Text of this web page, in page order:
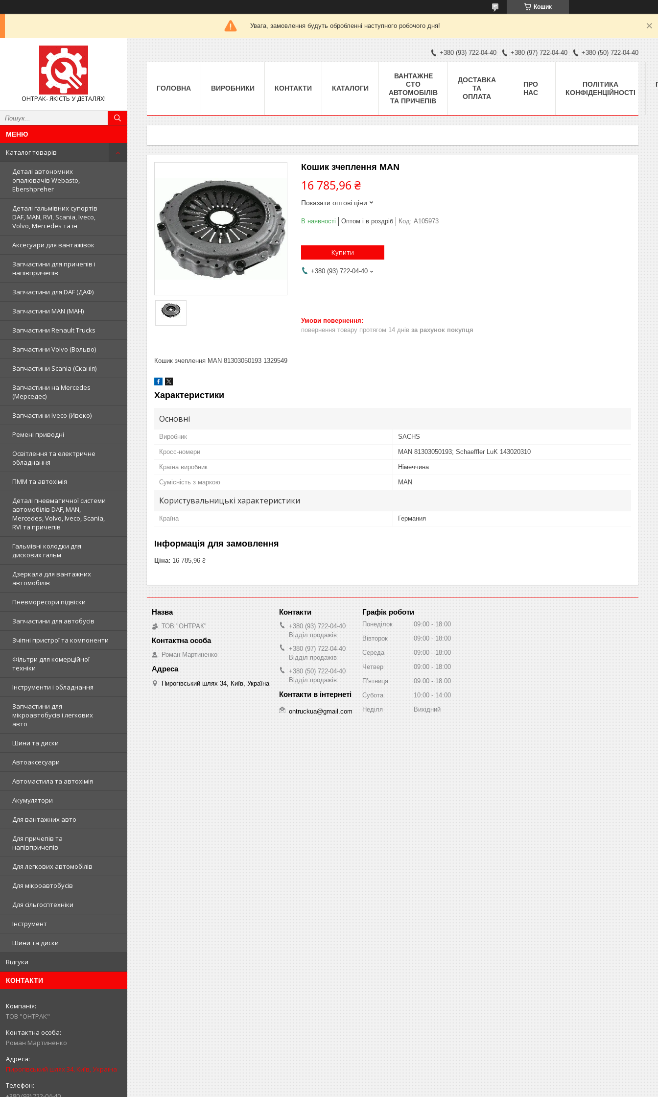
Кошик
Увага, замовлення будуть обробленні наступного робочого дня!
ОНТРАК- ЯКІСТЬ У ДЕТАЛЯХ!
Каталог товарів
Деталі автономних
опалювачів Webasto,
Ebershpreher
Деталі гальмівних супортів
DAF, MAN, RVI, Scania, Iveco,
Volvo, Mercedes та ін
Аксесуари для вантажівок
Запчастини для причепів і
напівпричепів
Запчастини для DAF (ДАФ)
Запчастини MAN (МАН)
Запчастини Renault Trucks
Запчастини Volvo (Вольво)
Запчастини Scania (Сканія)
Запчастини на Mercedes
(Мерседес)
Запчастини Iveco (Ивеко)
Ремені приводні
Освітлення та електричне
обладнання
ПММ та автохімія
Деталі пневматичної системи
автомобілів DAF, MAN,
Mercedes, Volvo, Iveco, Scania,
RVI та причепів
Гальмівні колодки для
дискових гальм
Дзеркала для вантажних
автомобілів
Пневморесори підвіски
Запчастини для автобусів
Зчіпні пристрої та компоненти
Фільтри для комерційної
техніки
Інструменти і обладнання
Запчастини для
мікроавтобусів і легкових
авто
Шини та диски
Автоаксесуари
Автомастила та автохімія
Акумулятори
Для вантажних авто
Для причепів та
напівпричепів
Для легкових автомобілів
Для мікроавтобусів
Для сільгосптехніки
Інструмент
Шини та диски
Відгуки
КОНТАКТИ
ТОВ "ОНТРАК"
Роман Мартиненко
Пирогівський шлях 34, Київ, Україна
+380 (93) 722-04-40 +380 (97) 722-04-40 +380 (50) 722-04-40
ГОЛОВНА ВИРОБНИКИ КОНТАКТИ КАТАЛОГИ
ВАНТАЖНЕ
СТО
АВТОМОБІЛІВ
ТА ПРИЧЕПІВ
ДОСТАВКА
ТА
ОПЛАТА
ПРО
НАС
ПОЛІТИКА
КОНФІДЕНЦІЙНОСТІ
Кошик зчеплення MAN
16 785,96 ₴
Показати оптові ціни
В наявності Оптом і в роздріб Код: A105973
Купити
+380 (93) 722-04-40
повернення товару протягом 14 днів за рахунок покупця
Кошик зчеплення MAN 81303050193 1329549
Характеристики
Основні
Виробник SACHS
Кросс-номери MAN 81303050193; Schaeffler LuK 143020310
Країна виробник Німеччина
Сумісність з маркою MAN
Користувальницькі характеристики
Країна Германия
Інформація для замовлення
Ціна: 16 785,96 ₴
ТОВ "ОНТРАК"
Роман Мартиненко
Пирогівський шлях 34, Київ, Україна
+380 (93) 722-04-40
Відділ продажів
+380 (97) 722-04-40
Відділ продажів
+380 (50) 722-04-40
Відділ продажів
ontruckua@gmail.com
Графік роботи
Понеділок 09:00
18:00
Вівторок
09:00
18:00
Середа
09:00
18:00
Четвер
09:00
18:00
Пʼятниця
09:00
18:00
Субота
10:00
14:00
Неділя
Вихідний